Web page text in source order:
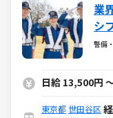
業
シ
歓
警備
日給 13,500円
東京都 世田谷区